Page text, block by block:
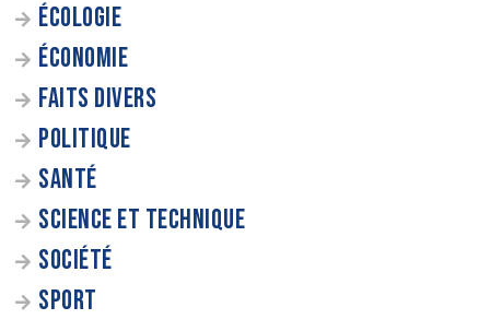
ÉCOLOGIE
ÉCONOMIE
FAITS DIVERS
POLITIQUE
SANTÉ
SCIENCE ET TECHNIQUE
SOCIÉTÉ
SPORT